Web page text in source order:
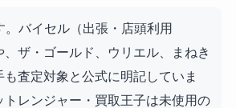
。バイセル（出張・店頭利用
、ザ・ゴールド、ウリエル、まねき
査定対象と公式に明記していま
トレンジャー・買取王子は未使用の